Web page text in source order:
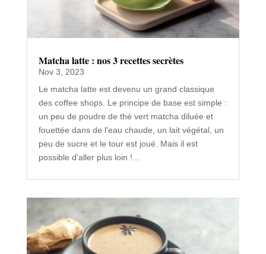
Matcha latte : nos 3 recettes secrètes
Nov 3, 2023
Le matcha latte est devenu un grand classique
des coffee shops. Le principe de base est simple :
un peu de poudre de thé vert matcha diluée et
fouettée dans de l'eau chaude, un lait végétal, un
peu de sucre et le tour est joué. Mais il est
possible d'aller plus loin !...